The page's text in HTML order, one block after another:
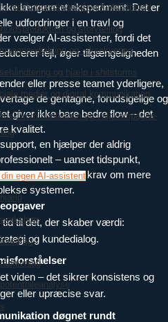
og kanalstrategi
og storytelling
og -eksekvering
og hjælp i shitstorms
medier og digital kommunikation
kommunikation og valgkampagne-
egen AI-assistent
længere et eksperiment. Det er
udfordringer i en travl og
vælger AI-assistenter, fordi det
fejl, øger tilgængeligheden
eller presse teamet yderligere,
de gentagne, forudsigelige og
giver ikke bare bedre flow – det
kvalitet.
en hjælper der aldrig
– uanset tidspunkt,
uden at stille krav om mere
systemer.
til det, der skaber værdi:
og kundedialog.
viden – det sikrer konsistens og
eller upræcise svar.
døgnet rundt